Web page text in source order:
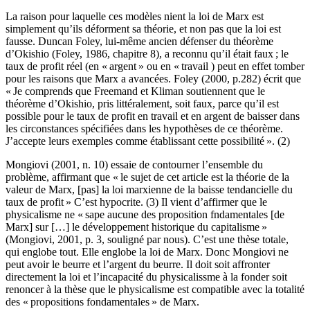
La raison pour laquelle ces modèles nient la loi de Marx est
simplement qu’ils déforment sa théorie, et non pas que la loi est
fausse. Duncan Foley, lui-même ancien défenser du théorème
d’Okishio (Foley, 1986, chapitre 8), a reconnu qu’il était faux ; le
taux de profit réel (en « argent » ou en « travail ) peut en effet tomber
pour les raisons que Marx a avancées. Foley (2000, p.282) écrit que
« Je comprends que Freemand et Kliman soutiennent que le
théorème d’Okishio, pris littéralement, soit faux, parce qu’il est
possible pour le taux de profit en travail et en argent de baisser dans
les circonstances spécifiées dans les hypothèses de ce théorème.
J’accepte leurs exemples comme établissant cette possibilité ». (2)
Mongiovi (2001, n. 10) essaie de contourner l’ensemble du
problème, affirmant que « le sujet de cet article est la théorie de la
valeur de Marx, [pas] la loi marxienne de la baisse tendancielle du
taux de profit » C’est hypocrite. (3) Il vient d’affirmer que le
physicalisme ne « sape aucune des proposition fndamentales [de
Marx] sur […] le développement historique du capitalisme »
(Mongiovi, 2001, p. 3, souligné par nous). C’est une thèse totale,
qui englobe tout. Elle englobe la loi de Marx. Donc Mongiovi ne
peut avoir le beurre et l’argent du beurre. Il doit soit affronter
directement la loi et l’incapacité du physicalissme à la fonder soit
renoncer à la thèse que le physicalisme est compatible avec la totalité
des « propositions fondamentales » de Marx.